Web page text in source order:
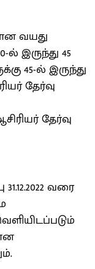
வயது
ல் இருந்து 45
45-ல் இருந்து
தேர்வு
தேர்வு
வரை